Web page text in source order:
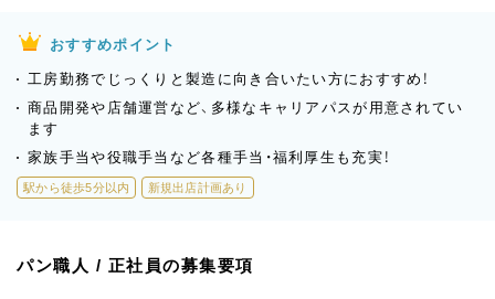
おすすめポイント
工房勤務でじっくりと製造に向き合いたい方におすすめ！
商品開発や店舗運営など、多様なキャリアパスが用意されてい
ます
家族手当や役職手当など各種手当・福利厚生も充実！
駅から徒歩5分以内 新規出店計画あり
パン職人 / 正社員の募集要項